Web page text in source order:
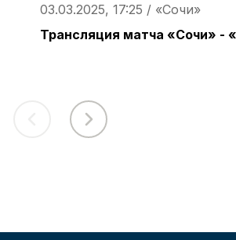
03.03.2025, 17:25 / «Сочи»
Трансляция матча «Сочи» -